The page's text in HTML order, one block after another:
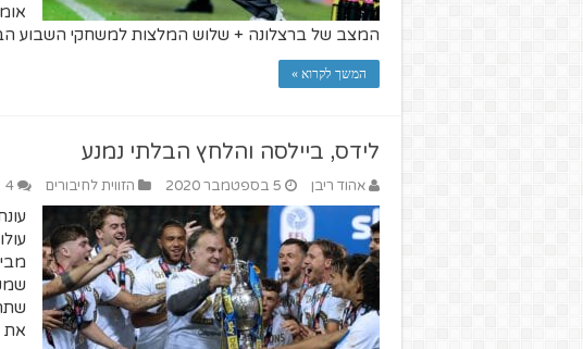
המצב של ברצלונה + שלוש המלצות למשחקי השבוע
המשך לקרוא »
לידס, ביילסה והלחץ הבלתי נמנע
אהוד ריבן 5 בספטמבר 2020 הזווית לחיבורים 4
את